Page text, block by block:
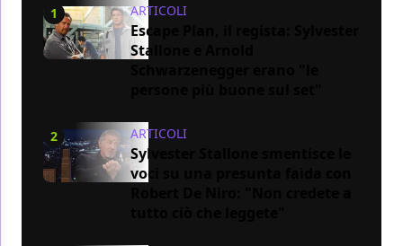
1 ARTICOLI
Escape Plan, il regista: Sylvester
Stallone e Arnold
2 ARTICOLI
Sylvester Stallone smentisce le
voci su una presunta faida con